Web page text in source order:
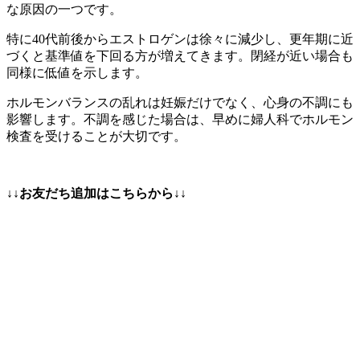
な原因の一つです。
特に40代前後からエストロゲンは徐々に減少し、更年期に近
づくと基準値を下回る方が増えてきます。閉経が近い場合も
同様に低値を示します。
ホルモンバランスの乱れは妊娠だけでなく、心身の不調にも
影響します。不調を感じた場合は、早めに婦人科でホルモン
検査を受けることが大切です。
↓↓お友だち追加はこちらから ↓↓